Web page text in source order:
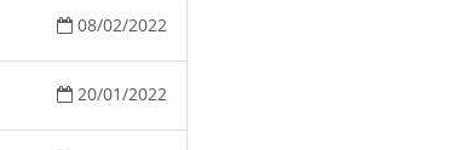
08/02/2022
20/01/2022